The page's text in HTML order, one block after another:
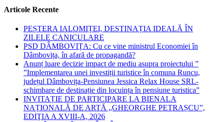
Articole Recente
PEȘTERA IALOMIȚEI, DESTINAȚIA IDEALĂ ÎN
ZILELE CANICULARE
PSD DÂMBOVIȚA: Cu ce vine ministrul Economiei în
Dâmbovița, în afară de propagandă?
Anunț luare decizie impact de mediu asupra proiectului ”
”Implementarea unei investiții turistice în comuna Runcu,
județul Dâmbovița-Pensiunea Jessica Relax House SRL-
schimbare de destinație din locuința în pensiune turistica”
INVITAȚIE DE PARTICIPARE LA BIENALA
NAȚIONALĂ DE ARTĂ „GHEORGHE PETRAȘCU”,
EDIŢIA A XVIII-A, 2026